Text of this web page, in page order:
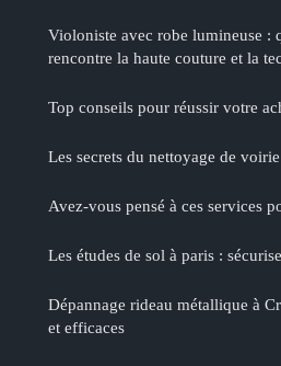
Violoniste avec robe lumineuse :
rencontre la haute couture et la
Top conseils pour réussir votre
Les secrets du nettoyage de
Avez-vous pensé à ces services
Les études de sol à paris :
Dépannage rideau métallique à
et efficaces